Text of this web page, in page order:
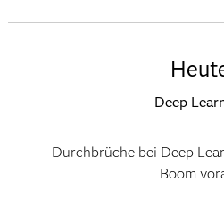
Deep
Durchbrüche bei Deep
Boom